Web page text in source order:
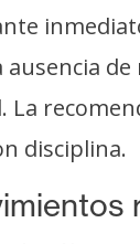
ausencia
disciplina.